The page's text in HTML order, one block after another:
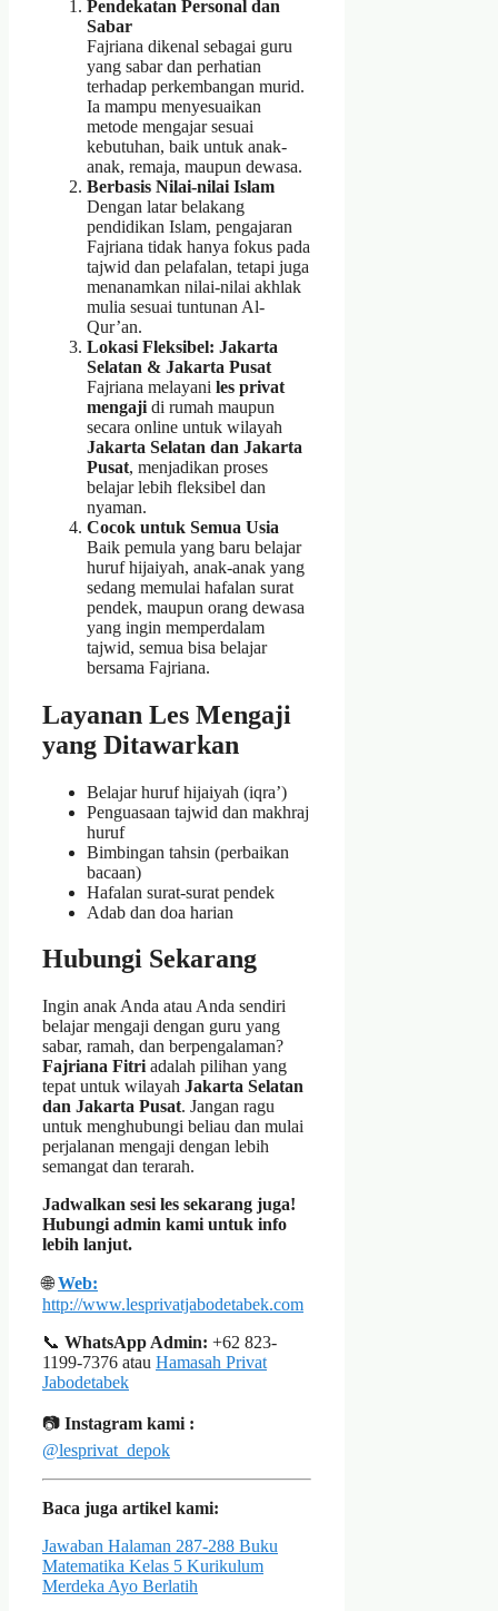
Pendekatan Personal dan
Sabar
Fajriana dikenal sebagai guru
yang sabar dan perhatian
terhadap perkembangan murid.
Ia mampu menyesuaikan
metode mengajar sesuai
kebutuhan, baik untuk anak-
anak, remaja, maupun dewasa.
Berbasis Nilai-nilai Islam
Dengan latar belakang
pendidikan Islam, pengajaran
Fajriana tidak hanya fokus pada
tajwid dan pelafalan, tetapi juga
menanamkan nilai-nilai akhlak
mulia sesuai tuntunan Al-
Qur’an.
Lokasi Fleksibel: Jakarta
Selatan & Jakarta Pusat
Fajriana melayani les privat
mengaji di rumah maupun
secara online untuk wilayah
Jakarta Selatan dan Jakarta
Pusat, menjadikan proses
belajar lebih fleksibel dan
nyaman.
Cocok untuk Semua Usia
Baik pemula yang baru belajar
huruf hijaiyah, anak-anak yang
sedang memulai hafalan surat
pendek, maupun orang dewasa
yang ingin memperdalam
tajwid, semua bisa belajar
bersama Fajriana.
Layanan Les Mengaji
yang Ditawarkan
Belajar huruf hijaiyah (iqra’)
Penguasaan tajwid dan makhraj
huruf
Bimbingan tahsin (perbaikan
bacaan)
Hafalan surat-surat pendek
Adab dan doa harian
Hubungi Sekarang
Ingin anak Anda atau Anda sendiri
belajar mengaji dengan guru yang
sabar, ramah, dan berpengalaman?
Fajriana Fitri adalah pilihan yang
tepat untuk wilayah Jakarta Selatan
dan Jakarta Pusat. Jangan ragu
untuk menghubungi beliau dan mulai
perjalanan mengaji dengan lebih
semangat dan terarah.
Jadwalkan sesi les sekarang juga!
Hubungi admin kami untuk info
lebih lanjut.
🌐Web:
http://www.lesprivatjabodetabek.com
📞 WhatsApp Admin: +62 823-
1199-7376 atau Hamasah Privat
Jabodetabek
📷 Instagram kami :
@lesprivat_depok
Baca juga artikel kami:
Jawaban Halaman 287-288 Buku
Matematika Kelas 5 Kurikulum
Merdeka Ayo Berlatih